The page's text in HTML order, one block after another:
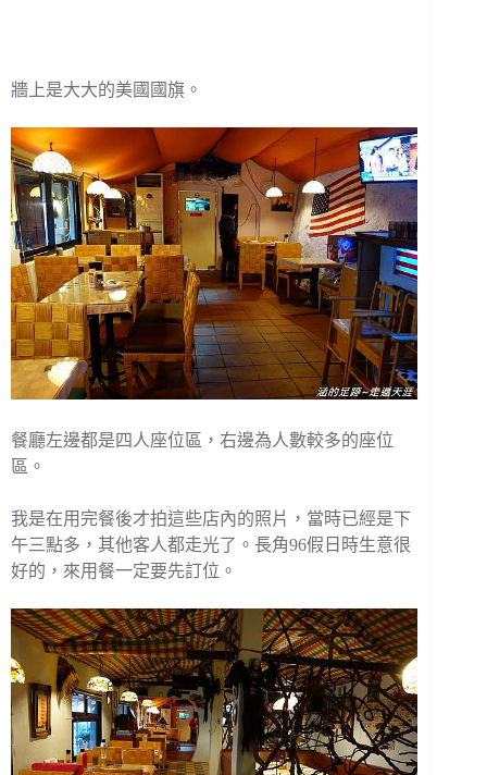
牆上是大大的美國國旗。
餐廳左邊都是四人座位區，右邊為人數較多的座位
區。
我是在用完餐後才拍這些店內的照片，當時已經是下
午三點多，其他客人都走光了。長角96假日時生意很
好的，來用餐一定要先訂位。